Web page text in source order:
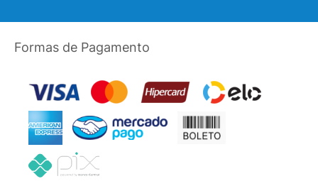
Formas de Pagamento